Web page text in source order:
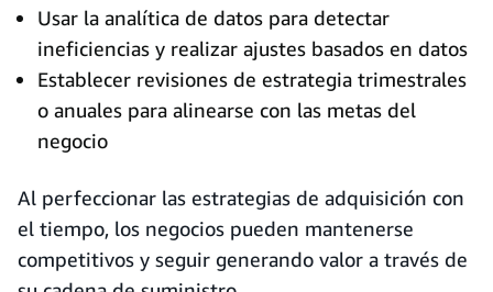
Usar la analítica de datos para detectar
ineficiencias y realizar ajustes basados en datos
Establecer revisiones de estrategia trimestrales
o anuales para alinearse con las metas del
negocio
Al perfeccionar las estrategias de adquisición con
el tiempo, los negocios pueden mantenerse
competitivos y seguir generando valor a través de